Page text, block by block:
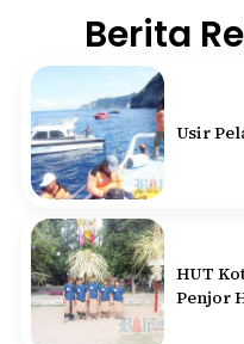
Berita
Usir
HUT
Penjor